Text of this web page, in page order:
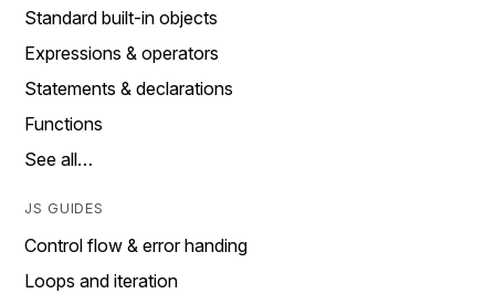
Standard built-in objects
Expressions & operators
Statements & declarations
Functions
See all…
JS GUIDES
Control flow & error handing
Loops and iteration